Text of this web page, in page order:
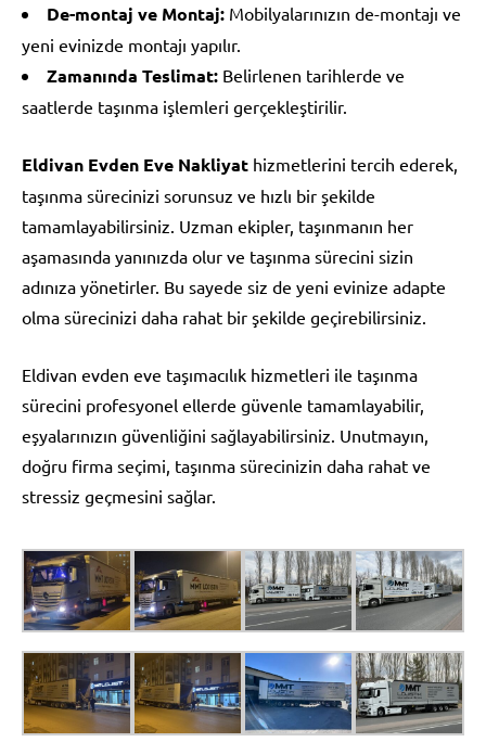
De-montaj ve Montaj: Mobilyalarınızın de-montajı ve
yeni evinizde montajı yapılır.
Zamanında Teslimat: Belirlenen tarihlerde ve
saatlerde taşınma işlemleri gerçekleştirilir.
Eldivan Evden Eve Nakliyat hizmetlerini tercih ederek,
taşınma sürecinizi sorunsuz ve hızlı bir şekilde
tamamlayabilirsiniz. Uzman ekipler, taşınmanın her
aşamasında yanınızda olur ve taşınma sürecini sizin
adınıza yönetirler. Bu sayede siz de yeni evinize adapte
olma sürecinizi daha rahat bir şekilde geçirebilirsiniz.
Eldivan evden eve taşımacılık hizmetleri ile taşınma
sürecini profesyonel ellerde güvenle tamamlayabilir,
eşyalarınızın güvenliğini sağlayabilirsiniz. Unutmayın,
doğru firma seçimi, taşınma sürecinizin daha rahat ve
stressiz geçmesini sağlar.